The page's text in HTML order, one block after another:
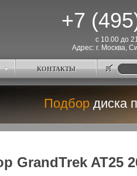
+7
с 10.00 до
Адрес: г. Москва,
КОНТАКТЫ
Подбор диска
AT25